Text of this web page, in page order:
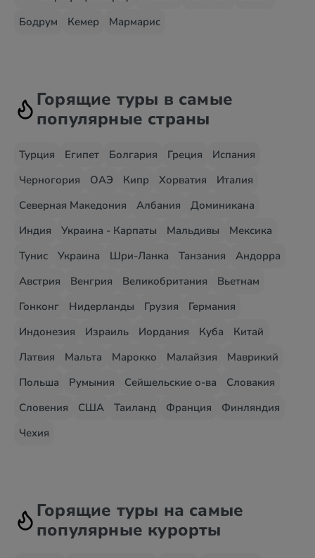
Бодрум
Кемер Мармарис
Горящие туры в самые
популярные страны
Турция Египет Болгария Греция
Испания
Черногория
ОАЭ Кипр Хорватия
Италия
Северная Македония
Албания
Доминикана
Индия
Украина - Карпаты Мальдивы
Мексика
Тунис
Украина Шри-Ланка Танзания
Андорра
Австрия
Венгрия Великобритания
Вьетнам
Гонконг
Нидерланды Грузия
Германия
Индонезия
Израиль Иордания Куба
Китай
Латвия
Мальта Марокко Малайзия
Маврикий
Польша
Румыния Сейшельские о-ва
Словакия
Словения
США Таиланд Франция
Финляндия
Чехия
Горящие туры на самые
популярные курорты